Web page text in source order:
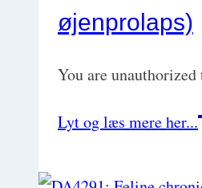
øjenprolaps)
You are
Lyt og læs mere her...